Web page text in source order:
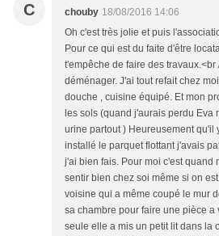
C chouby 18/08/2016 14:06
Oh c'est très jolie et puis
Pour ce qui est du faite d'être
t'empêche de faire des travaux.<br
déménager. J'ai tout refait chez
douche , cuisine équipé. Et mon
les sols (quand j'aurais perdu Eva
urine partout ) Heureusement qu'il
installé le parquet flottant j'avais
j'ai bien fais. Pour moi c'est quand
sentir bien chez soi même si on
voisine qui a même coupé le mur
sa chambre pour faire une pièce a
seule elle a mis un petit lit dans la